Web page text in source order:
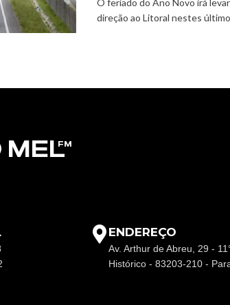
O feriado do Ano Novo irá
direção ao Litoral nestes
ENDEREÇO
Av. Arthur de Abreu, 29 -
Histórico - 83203-210 -